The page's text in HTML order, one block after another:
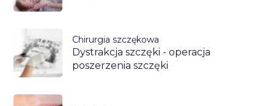
Chirurgia szczękowa
Dystrakcja szczęki - operacja
poszerzenia szczęki